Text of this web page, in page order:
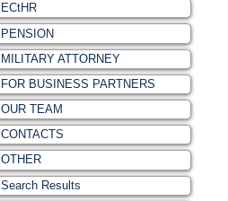
ECtHR
PENSION
MILITARY ATTORNEY
FOR BUSINESS PARTNERS
OUR TEAM
CONTACTS
OTHER
Search Results